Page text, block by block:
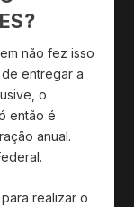
não fez isso
entregar a
o
então é
anual.
realizar o